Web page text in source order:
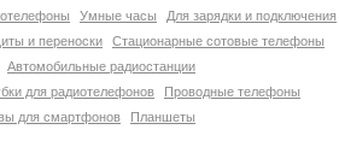
Умные часы
Для зарядки и подключения
и переноски
Стационарные сотовые телефоны
Автомобильные радиостанции
для радиотелефонов
Проводные телефоны
для смартфонов Планшеты